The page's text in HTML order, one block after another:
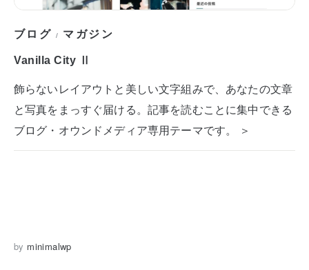
ブログ / マガジン
Vanilla City Ⅱ
飾らないレイアウトと美しい文字組みで、あなたの文章
と写真をまっすぐ届ける。記事を読むことに集中できる
ブログ・オウンドメディア専用テーマです。 ＞
by minimalwp